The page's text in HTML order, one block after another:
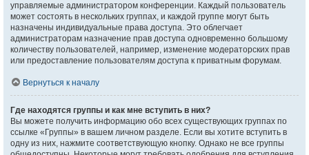
управляемые администратором конференции. Каждый пользователь
может состоять в нескольких группах, и каждой группе могут быть
назначены индивидуальные права доступа. Это облегчает
администраторам назначение прав доступа одновременно большому
количеству пользователей, например, изменение модераторских прав
или предоставление пользователям доступа к приватным форумам.
Вернуться к началу
Где находятся группы и как мне вступить в них?
Вы можете получить информацию обо всех существующих группах по
ссылке «Группы» в вашем личном разделе. Если вы хотите вступить в
одну из них, нажмите соответствующую кнопку. Однако не все группы